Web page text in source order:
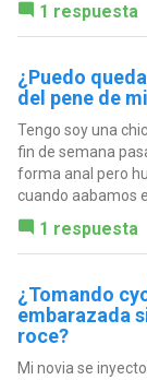
1 respuesta
¿Puedo
del pene de
Tengo soy una
fin de semana
forma anal pero
cuando aabamos
1 respuesta
¿Tomando
embarazada
roce?
Mi novia se